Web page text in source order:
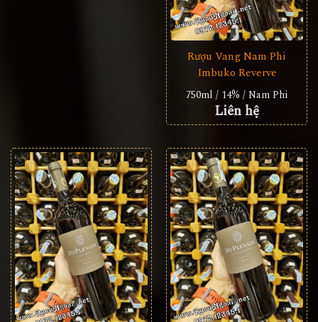
Rượu Vang Nam Phi
Imbuko Reverve
750ml / 14% / Nam Phi
Liên hệ